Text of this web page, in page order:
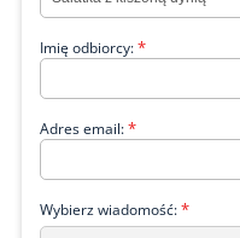
Imię odbiorcy:*
Adres email:*
Wybierz wiadomość:*